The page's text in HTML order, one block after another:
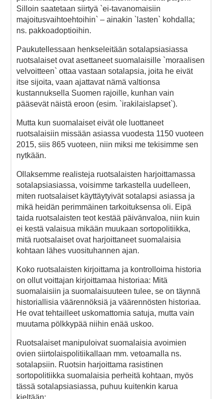
Silloin saatetaan siirtyä `ei-tavanomaisiin
majoitusvaihtoehtoihin` – ainakin `lasten` kohdalla;
ns. pakkoadoptioihin.
Paukutellessaan henkseleitään sotalapsiasiassa
ruotsalaiset ovat asettaneet suomalaisille `moraalisen
velvoitteen` ottaa vastaan sotalapsia, joita he eivät
itse sijoita, vaan ajattavat nämä valtionsa
kustannuksella Suomen rajoille, kunhan vain
pääsevät näistä eroon (esim. `irakilaislapset`).
Mutta kun suomalaiset eivät ole luottaneet
ruotsalaisiin missään asiassa vuodesta 1150 vuoteen
2015, siis 865 vuoteen, niin miksi me tekisimme sen
nytkään.
Ollaksemme realisteja ruotsalaisten harjoittamassa
sotalapsiasiassa, voisimme tarkastella uudelleen,
miten ruotsalaiset käyttäytyivät sotalapsi asiassa ja
mikä heidän perimmäinen tarkoituksensa oli. Eipä
taida ruotsalaisten teot kestää päivänvaloa, niin kuin
ei kestä valaisua mikään muukaan sortopolitiikka,
mitä ruotsalaiset ovat harjoittaneet suomalaisia
kohtaan lähes vuosituhannen ajan.
Koko ruotsalaisten kirjoittama ja kontrolloima historia
on ollut voittajan kirjoittamaa historiaa: Mitä
suomalaisiin ja suomalaisuuteen tulee, se on täynnä
historiallisia väärennöksiä ja väärennösten historiaa.
He ovat tehtailleet uskomattomia satuja, mutta vain
muutama pölkkypää niihin enää uskoo.
Ruotsalaiset manipuloivat suomalaisia avoimien
ovien siirtolaispolitiikallaan mm. vetoamalla ns.
sotalapsiin. Ruotsin harjoittama rasistinen
sortopolitiikka suomalaisia perheitä kohtaan, myös
tässä sotalapsiasiassa, puhuu kuitenkin karua
kieltään: